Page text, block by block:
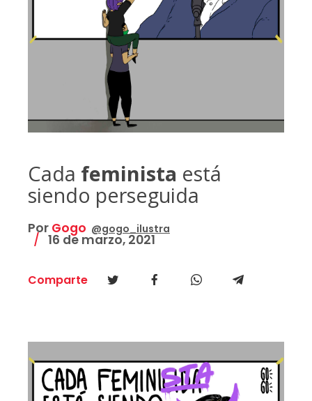
Cada feminista está
siendo perseguida
Por Gogo @gogo_ilustra
16 de marzo, 2021
Comparte